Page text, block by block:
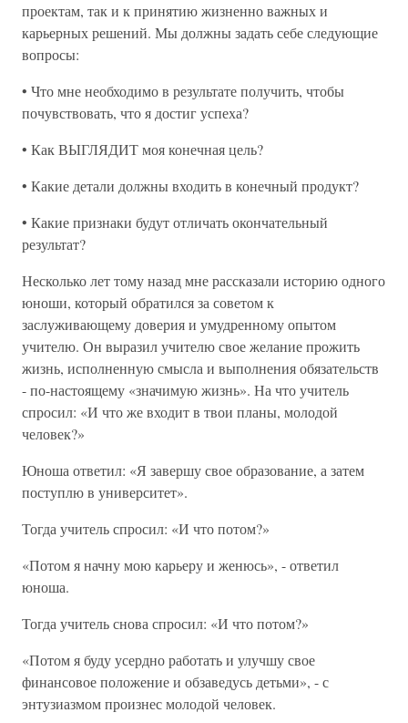
проектам, так и к принятию жизненно важных и
карьерных решений. Мы должны задать себе следующие
вопросы:
• Что мне необходимо в результате получить, чтобы
почувствовать, что я достиг успеха?
• Как ВЫГЛЯДИТ моя конечная цель?
• Какие детали должны входить в конечный продукт?
• Какие признаки будут отличать окончательный
результат?
Несколько лет тому назад мне рассказали историю одного
юноши, который обратился за советом к
заслуживающему доверия и умудренному опытом
учителю. Он выразил учителю свое желание прожить
жизнь, исполненную смысла и выполнения обязательств
- по-настоящему «значимую жизнь». На что учитель
спросил: «И что же входит в твои планы, молодой
человек?»
Юноша ответил: «Я завершу свое образование, а затем
поступлю в университет».
Тогда учитель спросил: «И что потом?»
«Потом я начну мою карьеру и женюсь», - ответил
юноша.
Тогда учитель снова спросил: «И что потом?»
«Потом я буду усердно работать и улучшу свое
финансовое положение и обзаведусь детьми», - с
энтузиазмом произнес молодой человек.